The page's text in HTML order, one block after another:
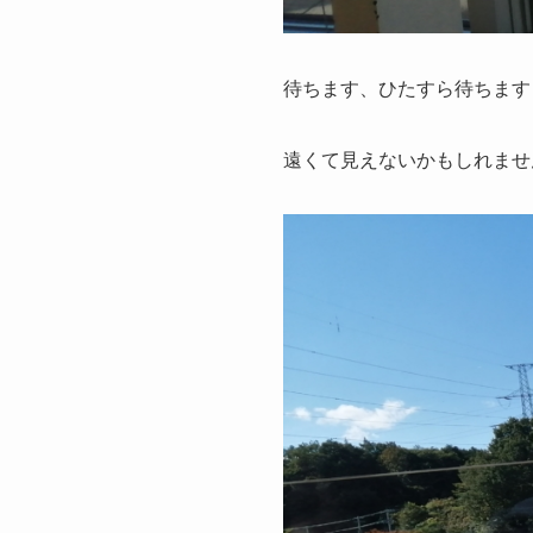
待ちます、ひたすら待ちます
遠くて見えないかもしれま